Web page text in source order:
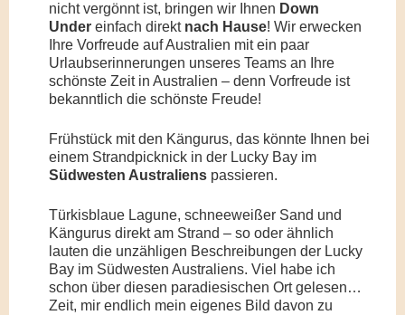
nicht vergönnt ist, bringen wir Ihnen Down
Under einfach direkt nach Hause! Wir erwecken
Ihre Vorfreude auf Australien mit ein paar
Urlaubserinnerungen unseres Teams an Ihre
schönste Zeit in Australien – denn Vorfreude ist
bekanntlich die schönste Freude!
Frühstück mit den Kängurus, das könnte Ihnen bei
einem Strandpicknick in der Lucky Bay im
Südwesten Australiens passieren.
Türkisblaue Lagune, schneeweißer Sand und
Kängurus direkt am Strand – so oder ähnlich
lauten die unzähligen Beschreibungen der Lucky
Bay im Südwesten Australiens. Viel habe ich
schon über diesen paradiesischen Ort gelesen…
Zeit, mir endlich mein eigenes Bild davon zu